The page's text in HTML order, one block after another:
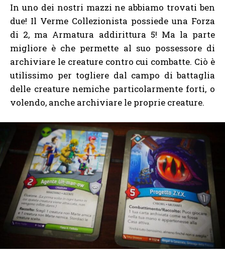
In uno dei nostri mazzi ne abbiamo trovati ben
due! Il Verme Collezionista possiede una Forza
di 2, ma Armatura addirittura 5! Ma la parte
migliore è che permette al suo possessore di
archiviare le creature contro cui combatte. Ciò è
utilissimo per togliere dal campo di battaglia
delle creature nemiche particolarmente forti, o
volendo, anche archiviare le proprie creature.